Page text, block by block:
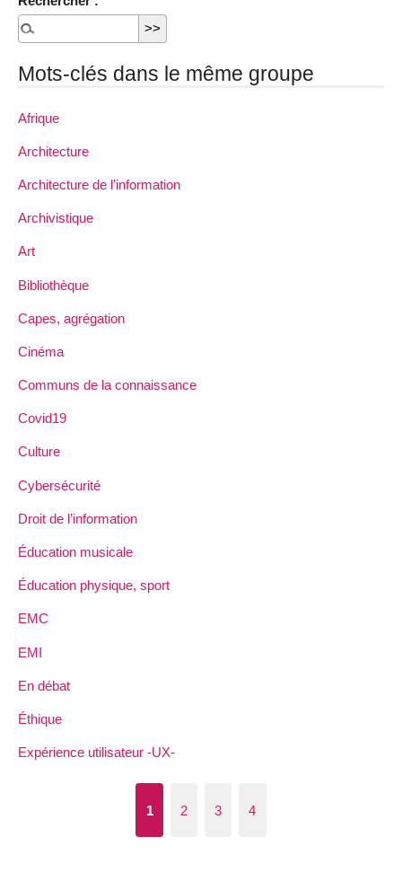
Mots-clés dans le même groupe
Afrique
Architecture
Architecture de l’information
Archivistique
Art
Bibliothèque
Capes, agrégation
Cinéma
Communs de la connaissance
Covid19
Culture
Cybersécurité
Droit de l’information
Éducation musicale
Éducation physique, sport
EMC
EMI
En débat
Éthique
Expérience utilisateur -UX-
1 2 3 4